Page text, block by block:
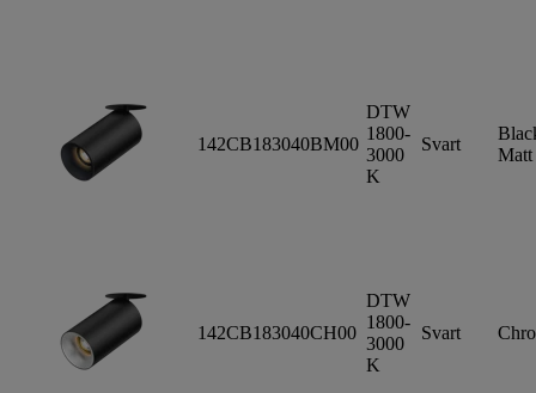
142CB183040BM00
DTW
1800-
3000
K
Svart
Matt
142CB183040CH00
DTW
1800-
3000
K
Svart